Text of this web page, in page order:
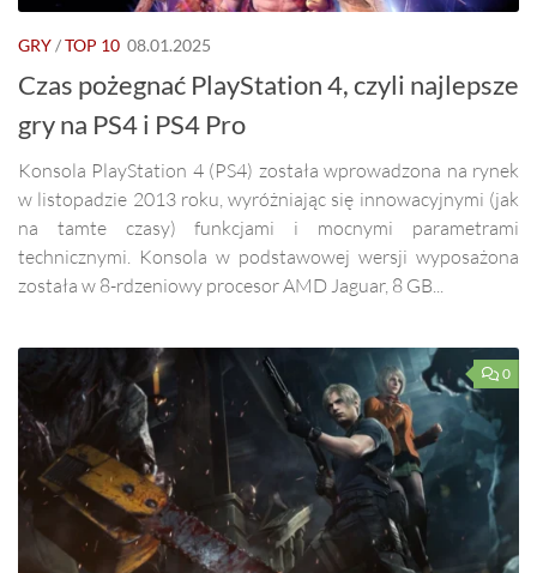
GRY/TOP 10 08.01.2025
Czas pożegnać PlayStation 4, czyli najlepsze
gry na PS4 i PS4 Pro
Konsola PlayStation 4 (PS4) została wprowadzona na rynek
w listopadzie 2013 roku, wyróżniając się innowacyjnymi (jak
na tamte czasy) funkcjami i mocnymi parametrami
technicznymi. Konsola w podstawowej wersji wyposażona
została w 8-rdzeniowy procesor AMD Jaguar, 8 GB...
0